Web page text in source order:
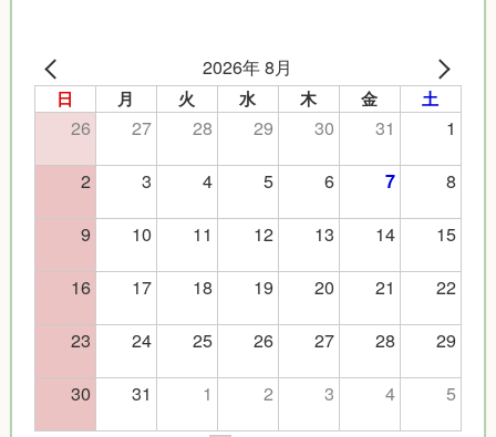
2026年 8月
日 月 火 水 木 金 土
26 27 28 29 30 31
1
2
3 4 5 6 7
8
9
10 11 12 13 14
15
16
17 18 19 20 21
22
23
24 25 26 27 28
29
30
31 1 2 3 4 5